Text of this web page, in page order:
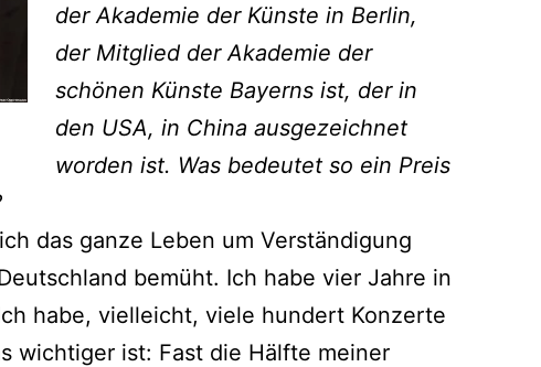
der Akademie der Künste in Berlin,
der Mitglied der Akademie der
schönen Künste Bayerns ist, der in
den USA, in China ausgezeichnet
worden ist. Was bedeutet so ein Preis
das ganze Leben um Verständigung
bemüht. Ich habe vier Jahre in
habe, vielleicht, viele hundert Konzerte
wichtiger ist: Fast die Hälfte meiner